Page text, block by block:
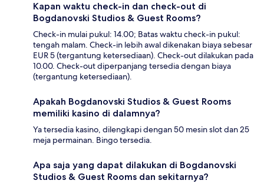
Kapan waktu check-in dan check-out di
Bogdanovski Studios & Guest Rooms?
Check-in mulai pukul: 14.00; Batas waktu check-in pukul:
tengah malam. Check-in lebih awal dikenakan biaya sebesar
EUR 5 (tergantung ketersediaan). Check-out dilakukan pada
10.00. Check-out diperpanjang tersedia dengan biaya
(tergantung ketersediaan).
Apakah Bogdanovski Studios & Guest Rooms
memiliki kasino di dalamnya?
Ya tersedia kasino, dilengkapi dengan 50 mesin slot dan 25
meja permainan. Bingo tersedia.
Apa saja yang dapat dilakukan di Bogdanovski
Studios & Guest Rooms dan sekitarnya?